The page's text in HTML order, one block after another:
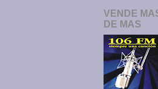
VENDE
DE MAS